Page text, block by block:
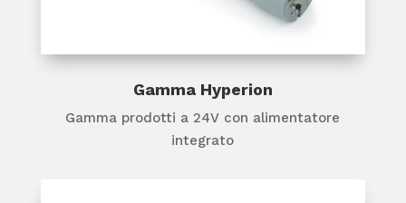
Gamma Hyperion
Gamma prodotti a 24V con alimentatore
integrato